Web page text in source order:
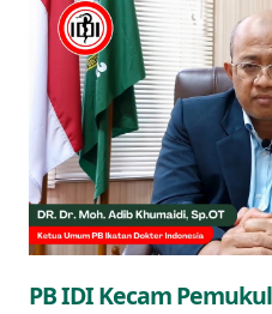
PB IDI Kecam